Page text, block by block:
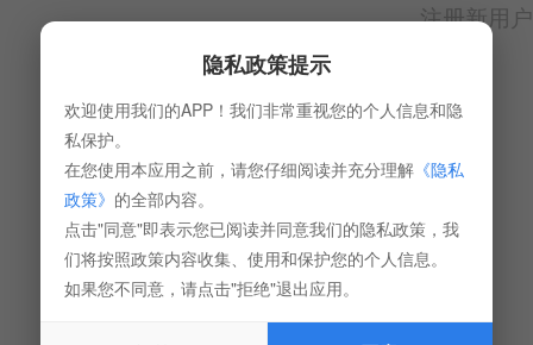
注册新用户
隐私政策提示
欢迎使用我们的APP！我们非常重视您的个人信息和隐
私保护。
在您使用本应用之前，请您仔细阅读并充分理解《隐私
政策》 的全部内容。
点击"同意"即表示您已阅读并同意我们的隐私政策，我
们将按照政策内容收集、使用和保护您的个人信息。
如果您不同意，请点击"拒绝"退出应用。